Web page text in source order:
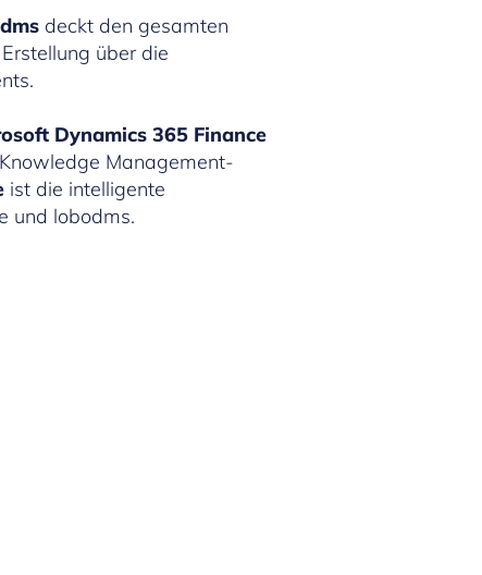
deckt den gesamten
über die
Dynamics 365 Finance
Management-
ist die intelligente
und lobodms.